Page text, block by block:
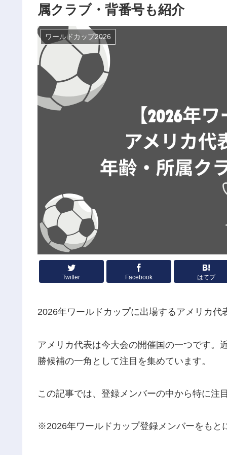
属クラブ・背番号も紹介
ワールドカップ2026
Twitter Facebook はてブ
2026年ワールドカップに出場するアメリカ代
アメリカ代表は今大会の開催国の一つです。
勝候補の一角として注目を集めています。
この記事では、登録メンバーの中から特に注
※2026年ワールドカップ登録メンバーをもと